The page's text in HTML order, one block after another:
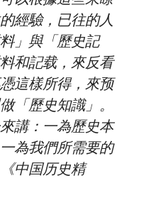
經驗，已往的人
」與「歷史記
和記载，來反看
這樣所得，來预
「歷史知識」。
講：一為歷史本
為我們所需要的
中国历史精